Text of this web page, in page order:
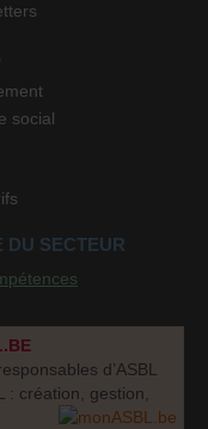
social
DU SECTEUR
d’ASBL
: création, gestion,